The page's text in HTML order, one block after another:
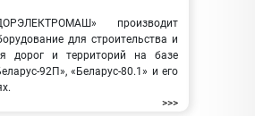
производит
для строительства и
дорог и территорий на базе
92П», «Беларус-80.1» и его
>>>